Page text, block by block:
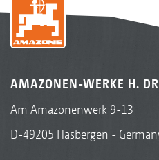
AMAZONEN-WERKE H.
Am Amazonenwerk 9-13
D-49205 Hasbergen -